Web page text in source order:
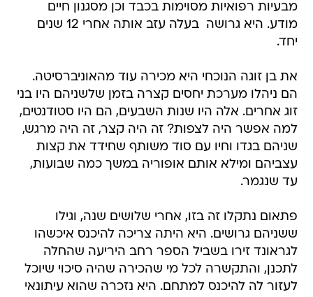
מבעיות רפואיות מסוימות בכבד וכן מסגנון חיים
מודע. היא גרושה  בעלה עזב אותה אחרי 12 שנים
יחד.
את בן זוגה הנוכחי היא מכירה עוד מהאוניברסיטה.
הם ניהלו מערכת יחסים קצרה בזמן שלשניהם היו בני
זוג אחרים. אלה היו שנות השבעים, הם היו סטודנטים,
למה אפשר היה לצפות? זה היה קצר, זה היה מרגש,
שניהם בגדו וחיו עם סוד משותף שחידד את קצות
עצביהם ומילא אותם אופוריה במשך כמה שבועות,
עד שנגמר.
פתאום נתקלו זה בזו, אחרי שלושים שנה, וגילו
ששניהם גרושים. היא היתה צריכה להיכנס איכשהו
לגראונד זירו בשביל הספר רחב היריעה שהחלה
לתכנן, והתקשרה לכל מי שהכירה שהיה סיכוי שיוכל
לעזור לה להיכנס למתחם. היא נזכרה שהוא עיתונאי